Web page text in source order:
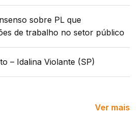
sobre PL que
de trabalho no setor público
– Idalina Violante (SP)
Ver mais